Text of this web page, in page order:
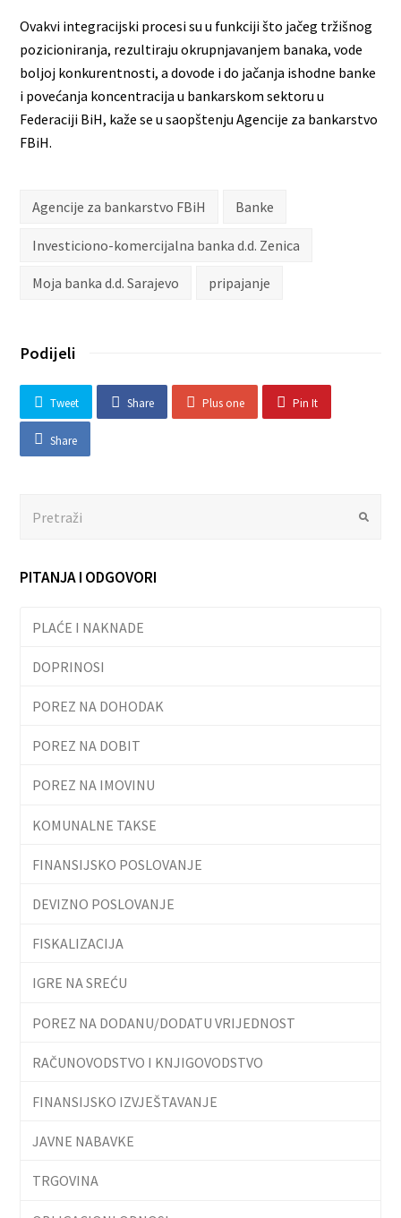
Ovakvi integracijski procesi su u funkciji što jačeg tržišnog
pozicioniranja, rezultiraju okrupnjavanjem banaka, vode
boljoj konkurentnosti, a dovode i do jačanja ishodne banke
i povećanja koncentracija u bankarskom sektoru u
Federaciji BiH, kaže se u saopštenju Agencije za bankarstvo
FBiH.
Agencije za bankarstvo FBiH Banke
Investiciono-komercijalna banka d.d. Zenica
Moja banka d.d. Sarajevo pripajanje
Podijeli
Tweet Share Plus one Pin It
Share
PITANJA I ODGOVORI
PLAĆE I NAKNADE
DOPRINOSI
POREZ NA DOHODAK
POREZ NA DOBIT
POREZ NA IMOVINU
KOMUNALNE TAKSE
FINANSIJSKO POSLOVANJE
DEVIZNO POSLOVANJE
FISKALIZACIJA
IGRE NA SREĆU
POREZ NA DODANU/DODATU VRIJEDNOST
RAČUNOVODSTVO I KNJIGOVODSTVO
FINANSIJSKO IZVJEŠTAVANJE
JAVNE NABAVKE
TRGOVINA